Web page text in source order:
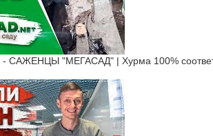
"МЕГАСАД" | Хурма 100%